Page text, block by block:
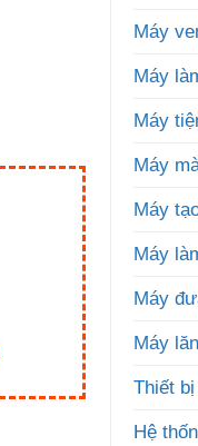
Máy
Máy
Máy
Máy
Máy
Máy
Máy
Máy
Thiết
Hệ